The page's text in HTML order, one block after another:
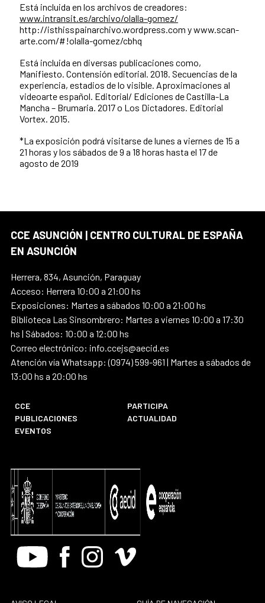
Está incluida en los archivos de creadores:
www.intransit.es/archivo/olalla-gomez/
http://isthisspainarchivo.wordpress.com y www.scan-
arte.com/#!olalla-gomez/cbhq
Está incluida en diversas publicaciones como,
Manifiesto. Contensión editorial. 2018. Secuencias de la
experiencia, estadios de lo visible. Aproximaciones al
videoarte español. Editorial/ Ediciones de Castilla-La
Mancha – Brumaria. 2017 o Los Dictadores. Editorial
Vortex. 2015.
*La exposición podrá visitarse de lunes a viernes de 15 a
21 horas y los sábados de 9 a 18 horas hasta el 17 de
agosto de 2019
CCE ASUNCIÓN | CENTRO CULTURAL DE ESPAÑA
EN ASUNCIÓN
Herrera, 834, Asunción, Paraguay
Acceso: Herrera 10:00 a 21:00 hs
Exposiciones: Martes a sábados 10:00 a 21:00 hs
Biblioteca Las Sinsombrero: Martes a viernes 10:00 a 17:30
hs | Sábados: 10:00 a 12:00 hs
Correo electrónico: info.ccejs@aecid.es
Atención vía Whatsapp: (0974) 599-961 | Martes a sábados de
13:00 hs a 20:00 hs
CCE
PARTICIPA
PUBLICACIONES
ACTUALIDAD
EVENTOS
Youtube FacebookInstagram
Vimeo